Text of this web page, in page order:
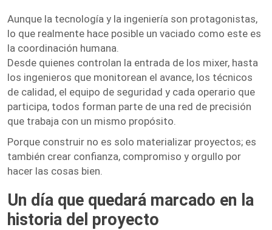
Aunque la tecnología y la ingeniería son protagonistas,
lo que realmente hace posible un vaciado como este es
la coordinación humana.
Desde quienes controlan la entrada de los mixer, hasta
los ingenieros que monitorean el avance, los técnicos
de calidad, el equipo de seguridad y cada operario que
participa, todos forman parte de una red de precisión
que trabaja con un mismo propósito.
Porque construir no es solo materializar proyectos; es
también crear confianza, compromiso y orgullo por
hacer las cosas bien.
Un día que quedará marcado en la
historia del proyecto